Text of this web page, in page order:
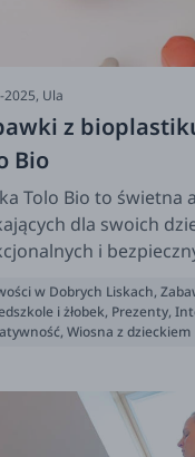
2025, Ula
z
Bio
Tolo Bio to świetna
dla swoich
i
do świata
którego nie
w Dobrych Liskach,
i żłobek, Prezenty,
, Wiosna z dzieckiem